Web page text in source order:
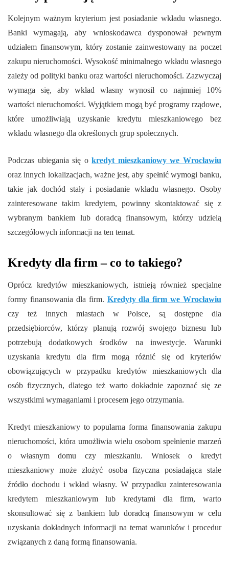
Kolejnym ważnym kryterium jest posiadanie wkładu własnego.
Banki wymagają, aby wnioskodawca dysponował pewnym
udziałem finansowym, który zostanie zainwestowany na poczet
zakupu nieruchomości. Wysokość minimalnego wkładu własnego
zależy od polityki banku oraz wartości nieruchomości. Zazwyczaj
wymaga się, aby wkład własny wynosił co najmniej 10%
wartości nieruchomości. Wyjątkiem mogą być programy rządowe,
które umożliwiają uzyskanie kredytu mieszkaniowego bez
wkładu własnego dla określonych grup społecznych.
Podczas ubiegania się okredyt mieszkaniowy we Wrocławiu
oraz innych lokalizacjach, ważne jest, aby spełnić wymogi banku,
takie jak dochód stały i posiadanie wkładu własnego. Osoby
zainteresowane takim kredytem, powinny skontaktować się z
wybranym bankiem lub doradcą finansowym, którzy udzielą
szczegółowych informacji na ten temat.
Kredyty dla firm – co to takiego?
Oprócz kredytów mieszkaniowych, istnieją również specjalne
formy finansowania dla firm. Kredyty dla firm we Wrocławiu
czy też innych miastach w Polsce, są dostępne dla
przedsiębiorców, którzy planują rozwój swojego biznesu lub
potrzebują dodatkowych środków na inwestycje. Warunki
uzyskania kredytu dla firm mogą różnić się od kryteriów
obowiązujących w przypadku kredytów mieszkaniowych dla
osób fizycznych, dlatego też warto dokładnie zapoznać się ze
wszystkimi wymaganiami i procesem jego otrzymania.
Kredyt mieszkaniowy to popularna forma finansowania zakupu
nieruchomości, która umożliwia wielu osobom spełnienie marzeń
o własnym domu czy mieszkaniu. Wniosek o kredyt
mieszkaniowy może złożyć osoba fizyczna posiadająca stałe
źródło dochodu i wkład własny. W przypadku zainteresowania
kredytem mieszkaniowym lub kredytami dla firm, warto
skonsultować się z bankiem lub doradcą finansowym w celu
uzyskania dokładnych informacji na temat warunków i procedur
związanych z daną formą finansowania.